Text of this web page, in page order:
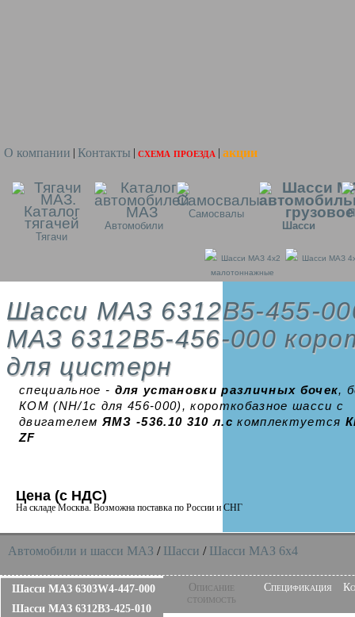
О компании Контакты схема проезда акции
Тягачи
Автомобили
Самосвалы
Шасси
Шасси МАЗ 4x2
малотоннажные
Шасси МАЗ
Шасси МАЗ 6312B5-455-
МАЗ 6312B5-456-000
для цистерн
специальное - для установки различных бочек,
КОМ (NH/1c для 456-000), короткобазное шасси с
двигателем ЯМЗ -536.10 310 л.с комплектуется
ZF
Цена (с НДС)
На складе Москва. Возможна поставка по России и СНГ
Автомобили и шасси MAЗ / Шасси / Шасси МАЗ 6x4
Шасси МАЗ 6303W4-447-000
Шасси МАЗ 6312B3-425-010
Описание
стоимость
Спецификация